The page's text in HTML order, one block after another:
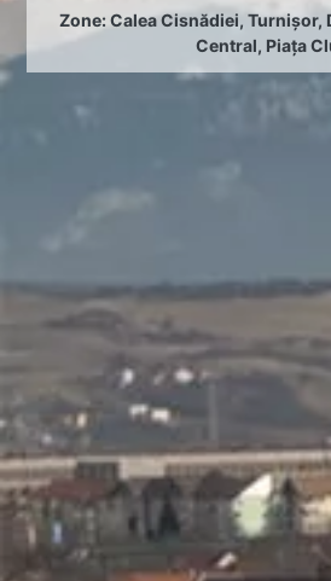
Zone:Calea Cisnădiei,Turnișor,
Central, Piața